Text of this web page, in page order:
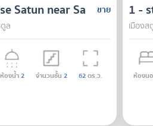
wah Muang Satun
ขาย
Satun near Satun
ล
ห้องน้ำ2 จำนวนชั้น 2 62ตร.ว.
1 -
เมือง
ห้องน